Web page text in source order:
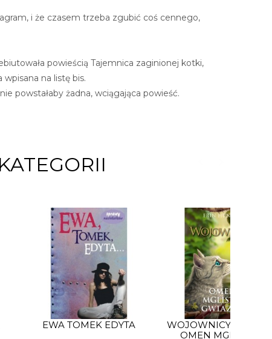
i że czasem trzeba zgubić coś cennego,
powieścią Tajemnica zaginionej kotki,
wpisana na listę bis.
powstałaby żadna, wciągająca powieść.
EWA TOMEK EDYTA
WOJOWNICY
OMEN MGLISTEJ...